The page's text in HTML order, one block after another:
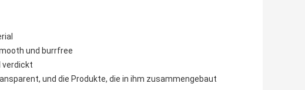
und burrfree
verdickt
und die Produkte, die in ihm zusammengebaut